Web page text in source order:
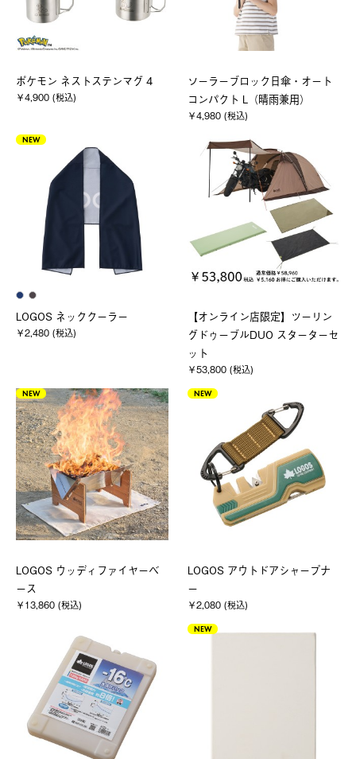
ポケモン ネストステンマグ 4
￥4,900 (税込)
ソーラーブロック日傘・オート
コンパクト L（晴雨兼用）
￥4,980 (税込)
NEW
LOGOS ネッククーラー
￥2,480 (税込)
【オンライン店限定】ツーリン
グドゥーブルDUO スターターセ
ット
￥53,800 (税込)
NEW
LOGOS ウッディファイヤーベ
ース
￥13,860 (税込)
NEW
LOGOS アウトドアシャープナ
ー
￥2,080 (税込)
NEW